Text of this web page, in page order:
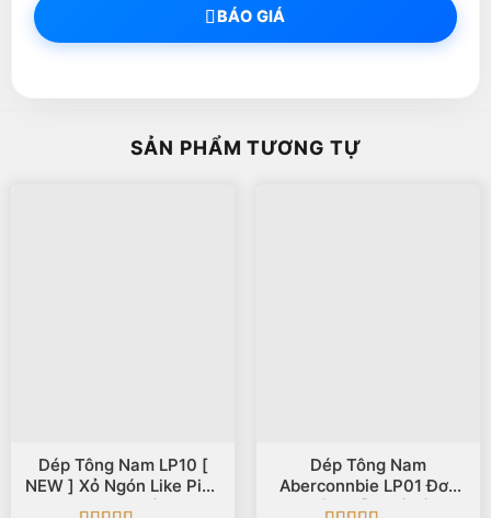
BÁO GIÁ
SẢN PHẨM TƯƠNG TỰ
Dép Tông Nam LP10 [
NEW ] Xỏ Ngón Like Pink
In 3D Họa Tiết Đẹp
Dép Tông Nam
Aberconnbie LP01 Đơn
Giản, Dễ Phối Đồ